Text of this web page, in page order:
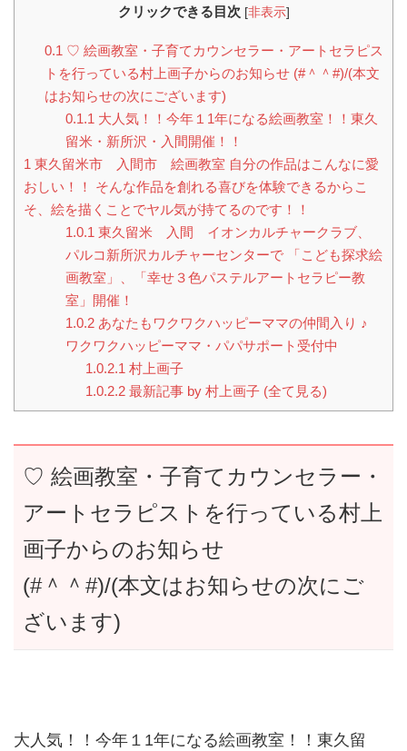
クリックできる目次 [非表示]
0.1 ♡ 絵画教室・子育てカウンセラー・アートセラピス
トを行っている村上画子からのお知らせ (#＾＾#)/(本文
はお知らせの次にございます)
0.1.1 大人気！！今年１1年になる絵画教室！！東久
留米・新所沢・入間開催！！
1 東久留米市 入間市 絵画教室 自分の作品はこんなに愛
おしい！！ そんな作品を創れる喜びを体験できるからこ
そ、絵を描くことでヤル気が持てるのです！！
1.0.1 東久留米 入間 イオンカルチャークラブ、
パルコ新所沢カルチャーセンターで 「こども探求絵
画教室」、「幸せ３色パステルアートセラピー教
室」開催！
1.0.2あなたもワクワクハッピーママの仲間入り ♪
ワクワクハッピーママ・パパサポート受付中
1.0.2.1 村上画子
1.0.2.2 最新記事 by 村上画子 (全て見る)
♡ 絵画教室・子育てカウンセラー・
アートセラピストを行っている村上
画子からのお知らせ
(#＾＾#)/(本文はお知らせの次にご
ざいます)
大人気！！今年１1年になる絵画教室！！東久留